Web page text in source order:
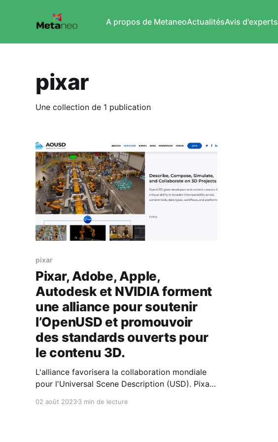
A propos de MetaneoActualitésAvis d'experts
pixar
Une collection de 1 publication
pixar
Pixar, Adobe, Apple,
Autodesk et NVIDIA forment
une alliance pour soutenir
l’OpenUSD et promouvoir
des standards ouverts pour
le contenu 3D.
L'alliance favorisera la collaboration mondiale
pour l'Universal Scene Description (USD). Pixar,
Joint Development Foundation (JDF), affiliée à
02 août 20233 min de lecture